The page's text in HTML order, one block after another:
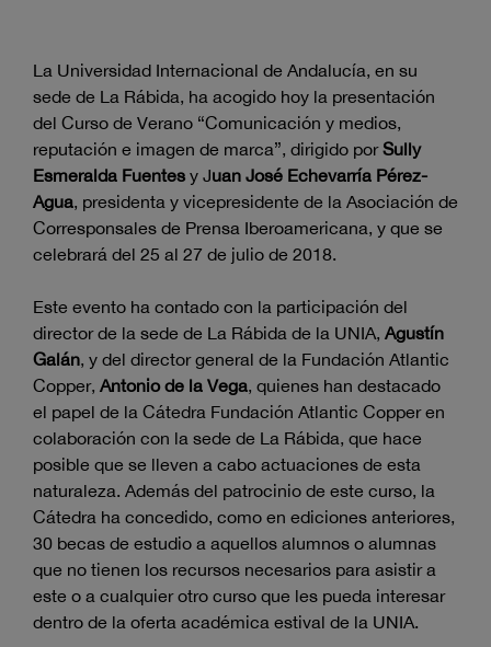
La Universidad Internacional de Andalucía, en su
sede de La Rábida, ha acogido hoy la presentación
del Curso de Verano “Comunicación y medios,
reputación e imagen de marca”, dirigido porSully
Esmeralda Fuentes y Juan José Echevarría Pérez-
Agua, presidenta y vicepresidente de la Asociación de
Corresponsales de Prensa Iberoamericana, y que se
celebrará del 25 al 27 de julio de 2018.
Este evento ha contado con la participación del
director de la sede de La Rábida de la UNIA, Agustín
Galán, y del director general de la Fundación Atlantic
Copper, Antonio de la Vega, quienes han destacado
el papel de la Cátedra Fundación Atlantic Copper en
colaboración con la sede de La Rábida, que hace
posible que se lleven a cabo actuaciones de esta
naturaleza. Además del patrocinio de este curso, la
Cátedra ha concedido, como en ediciones anteriores,
30 becas de estudio a aquellos alumnos o alumnas
que no tienen los recursos necesarios para asistir a
este o a cualquier otro curso que les pueda interesar
dentro de la oferta académica estival de la UNIA.